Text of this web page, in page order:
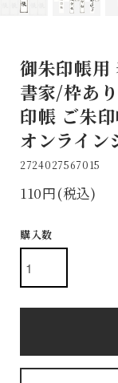
御朱印帳用
書家/枠あ
印帳 ご朱
オンライン
2724027567015
110円(税込)
購入数